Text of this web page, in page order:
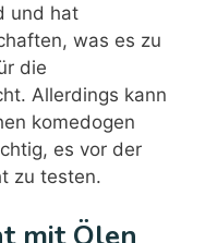
und hat
was es zu
die
Allerdings kann
komedogen
es vor der
zu testen.